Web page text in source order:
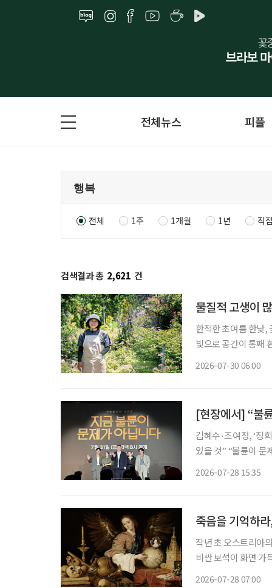
전체뉴스 피플
전체 1주 1개월 1년 직
검색결과 총 2,621 건
물질적 고생이
한적한 초여름 한낮,
빛으로 공간이 통째
2026-07-30 06:00
[현장에서] “불
김혜수·조여정, ‘장희빈’ 이후 24년 만에
있을 것” “불륜이 문제가 아니라면 도대체 무엇이 문제일까?” 완벽해 보이던 두 가족의 일상
2026-07-28 15:35
죽음을 기억하
작년 초 오스트리아
비싼 보석이 화면 가
2026-07-28 07:00